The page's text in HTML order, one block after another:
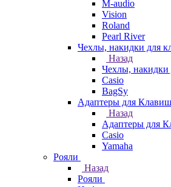
M-audio
Vision
Roland
Pearl River
Чехлы, накидки для
Назад
Чехлы,
Casio
BagSy
Адаптеры для
Назад
Адаптеры для
Casio
Yamaha
Рояли
Назад
Рояли